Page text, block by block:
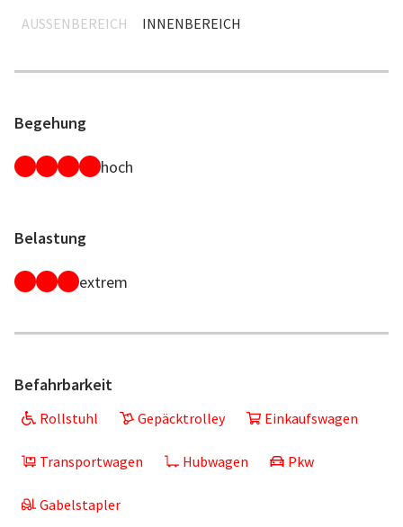
AUSSENBEREICH INNENBEREICH
Begehung
hoch
Belastung
extrem
Befahrbarkeit
Rollstuhl Gepäcktrolley Einkaufswagen
Transportwagen Hubwagen Pkw
Gabelstapler